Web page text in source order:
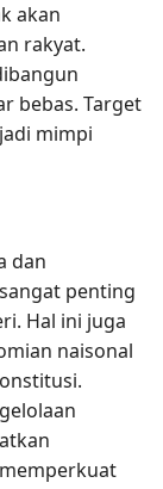
akan
rakyat.
bebas. Target
mimpi
dan
penting
Hal ini juga
naisonal